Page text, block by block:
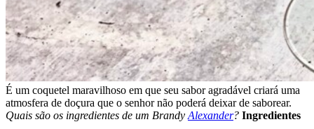
É um coquetel maravilhoso em que seu sabor agradável criará uma
atmosfera de doçura que o senhor não poderá deixar de saborear.
Quais são os ingredientes de um Brandy Alexander? Ingredientes